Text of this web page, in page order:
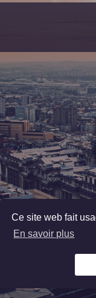
Ce site web fait
En savoir plus
Vins,
Nous
Nous